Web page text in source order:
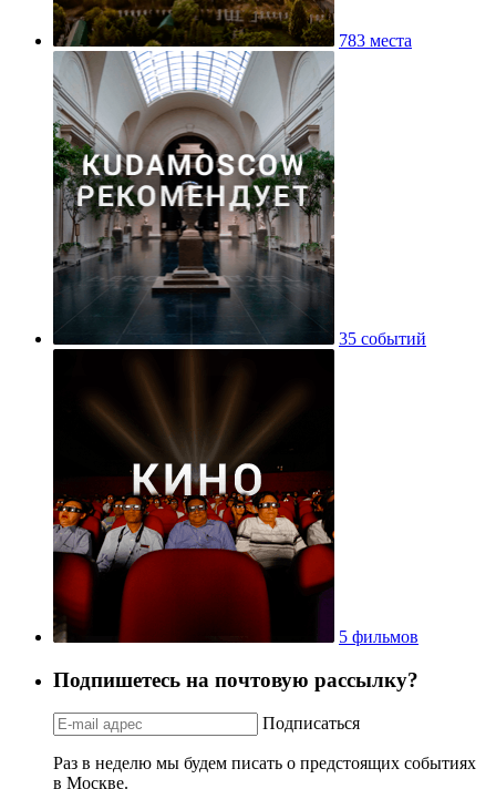
783 места
35 событий
5 фильмов
Подпишетесь на почтовую рассылку?
Подписаться
Раз в неделю мы будем писать о предстоящих событиях
в Москве.